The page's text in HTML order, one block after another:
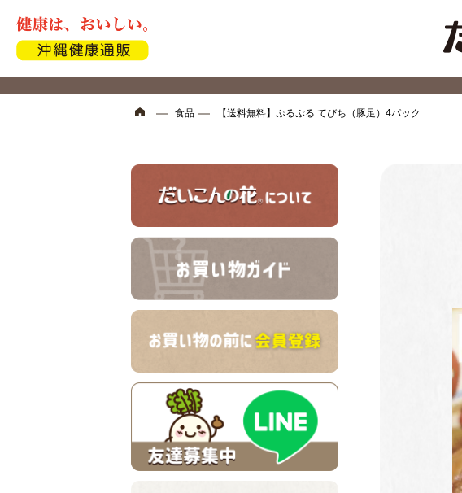
食品 【送料無料】ぷるぷる てびち（豚足）4パック